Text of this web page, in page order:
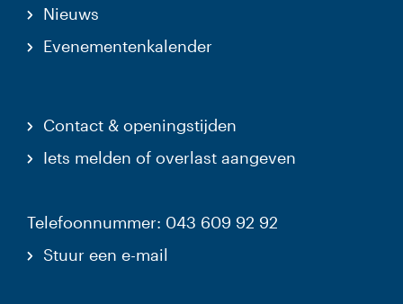
Nieuws
Evenementenkalender
Contact & openingstijden
Iets melden of overlast aangeven
Telefoonnummer: 043 609 92 92
Stuur een e-mail